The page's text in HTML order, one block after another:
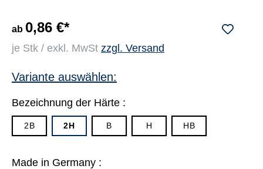
ab 0,86 €*
je Stk / exkl. MwSt zzgl. Versand
Variante auswählen:
Bezeichnung der Härte :
2B 2H B H HB
Made in Germany :